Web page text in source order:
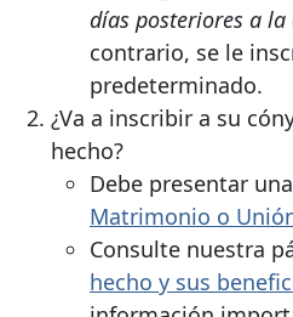
días posteriores a
contrario, se le
predeterminado.
¿Va a inscribir a su
hecho?
Debe presentar una
Matrimonio o
Consulte nuestra
hecho y sus